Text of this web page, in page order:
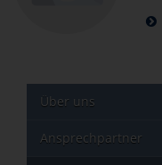
Über uns
Ansprechpartner